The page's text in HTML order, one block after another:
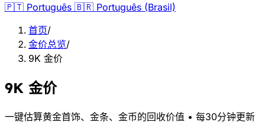
🇵🇹 Português 🇧🇷 Português (Brasil)
首页/
金价总览/
9K 金价
9K 金价
一键估算黄金首饰、金条、金币的回收价值 • 每30分钟更新